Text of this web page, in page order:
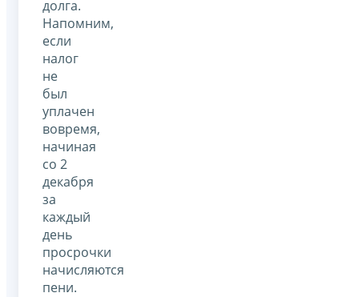
долга.
Напомним,
если
налог
не
был
уплачен
вовремя,
начиная
со 2
декабря
за
каждый
день
просрочки
начисляются
пени.